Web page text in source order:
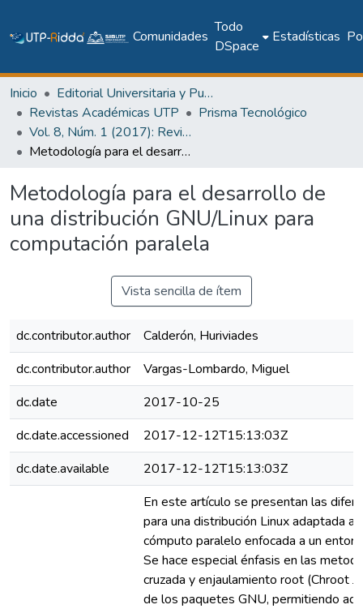
Comunidades
Todo
DSpace
Estadísticas
Inicio
Editorial Universitaria y Publicaciones Seriadas
Revistas Académicas UTP
Prisma Tecnológico
Vol. 8, Núm. 1 (2017): Revista Prisma Tecnológico
Metodología para el desarrollo de una distribución GNU/Linux para computación paralela
Metodología para el desarrollo de
una distribución GNU/Linux para
computación paralela
Vista sencilla de ítem
dc.contributor.author
Calderón, Huriviades
dc.contributor.author
Vargas-Lombardo, Miguel
dc.date
2017-10-25
dc.date.accessioned
2017-12-12T15:13:03Z
dc.date.available
2017-12-12T15:13:03Z
En este artículo se presentan las
para una distribución Linux adaptada a
cómputo paralelo enfocada a un
Se hace especial énfasis en las
cruzada y enjaulamiento root (Chroot
de los paquetes GNU, permitiendo